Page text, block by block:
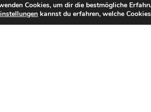
Tiroler Schützenzeitung
Mitgliedermagazin „Der
Cookies, um dir die bestmögliche
kannst du erfahren, welche